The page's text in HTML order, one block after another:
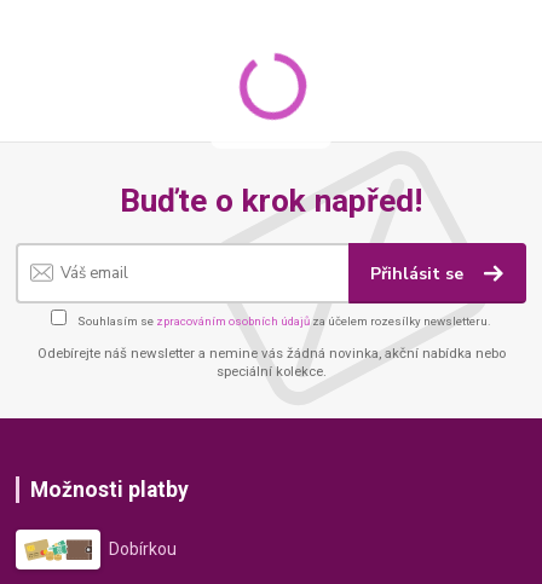
Buďte o krok napřed!
Přihlásit se
Souhlasím se zpracováním osobních údajů za účelem rozesílky newsletteru.
Odebírejte náš newsletter a nemine vás žádná novinka, akční nabídka nebo
speciální kolekce.
Možnosti platby
Dobírkou